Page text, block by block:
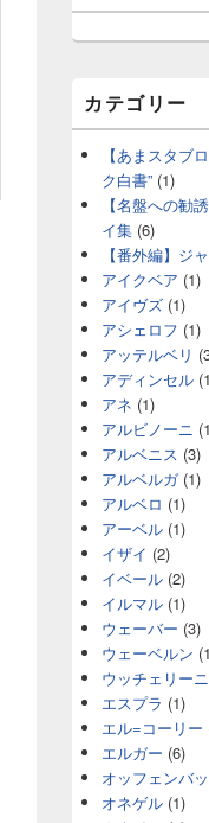
カテゴリー
【あまスタブ
ク白書” (1)
【名盤への勧
イ集 (6)
【番外編】ジ
アイクベア (1)
アイヴズ (1)
アシェロフ (1)
アッテルベリ
アディンセル
アネ (1)
アルビノーニ
アルベニス (3)
アルベルガ(1)
アルベロ (1)
アーベル (1)
イザイ (2)
イベール (2)
イルマル (1)
ウェーバー (3)
ウェーベルン
ウッチェリーニ
エスプラ (1)
エル=コーリー
エルガー (6)
オッフェンバ
オネゲル (1)